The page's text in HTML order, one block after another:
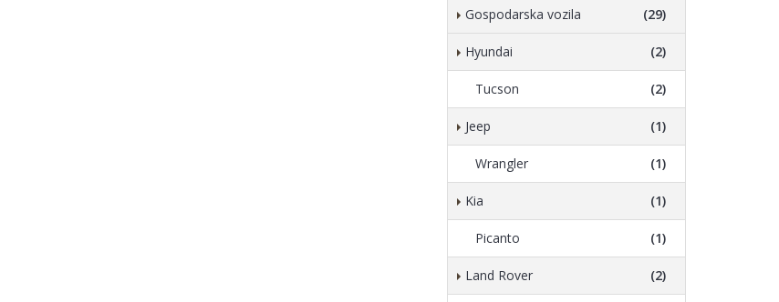
Gospodarska vozila (29)
Hyundai (2)
Tucson (2)
Jeep (1)
Wrangler (1)
Kia (1)
Picanto (1)
Land Rover (2)